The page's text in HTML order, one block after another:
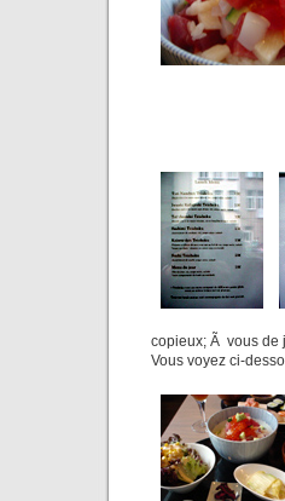
copieux; Ã vous de
Vous voyez ci-